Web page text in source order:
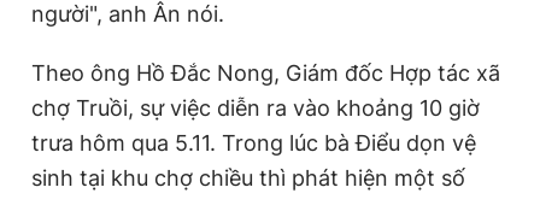
người", anh Ân nói.
Theo ông Hồ Đắc Nong, Giám đốc Hợp tác xã
chợ Truồi, sự việc diễn ra vào khoảng 10 giờ
trưa hôm qua 5.11. Trong lúc bà Điểu dọn vệ
sinh tại khu chợ chiều thì phát hiện một số